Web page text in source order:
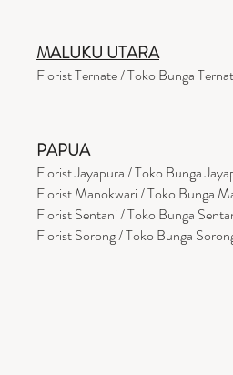
MALUKU UTARA
Florist Ternate / Toko Bunga
PAPUA
Florist Jayapura / Toko Bunga
Florist Manokwari / Toko Bunga
Florist Sentani / Toko Bunga
Florist Sorong / Toko Bunga